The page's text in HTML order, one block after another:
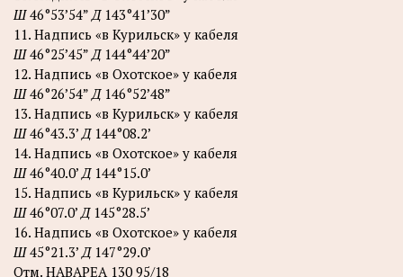
Ш46°53’54”Д143°41’30”
11. Надпись «в Курильск» у кабеля
Ш46°25’45”Д144°44’20”
12. Надпись «в Охотское» у кабеля
Ш46°26’54”Д146°52’48”
13. Надпись «в Курильск» у кабеля
Ш46°43.3’Д144°08.2’
14. Надпись «в Охотское» у кабеля
Ш46°40.0’Д144°15.0’
15. Надпись «в Курильск» у кабеля
Ш46°07.0’Д145°28.5’
16. Надпись «в Охотское» у кабеля
Ш45°21.3’Д147°29.0’
Отм. НАВАРЕА 130 95/18